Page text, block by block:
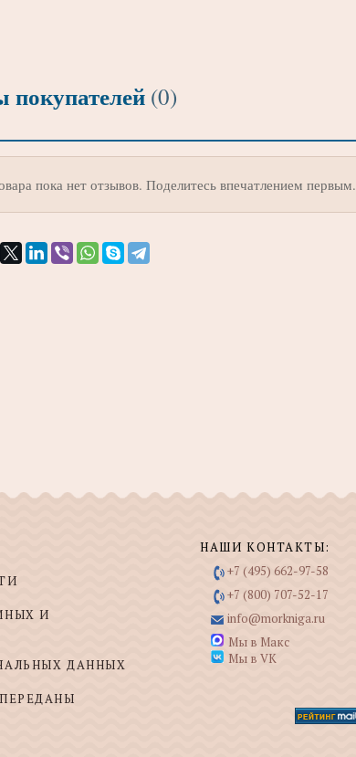
(0)
пока нет отзывов. Поделитесь впечатлением первым.
И
ДАННЫХ
НАШИ КОНТАКТЫ:
+7 (495) 662-97-58
+7 (800) 707-52-17
info@morkniga.ru
Мы в Макс
Мы в VK